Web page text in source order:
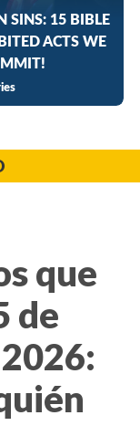
que
de